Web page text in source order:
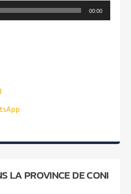
00:00
LA PROVINCE DE CONI